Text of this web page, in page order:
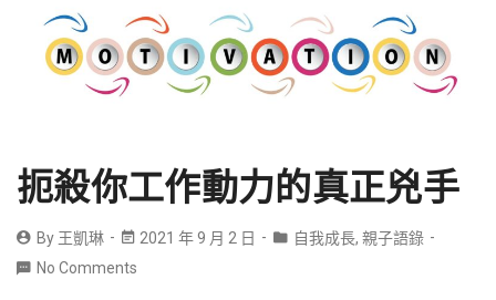
扼殺你工作動力的真正兇手
By 王凱琳 2021 年 9 月 2 日 自我成長, 親子語錄
No Comments